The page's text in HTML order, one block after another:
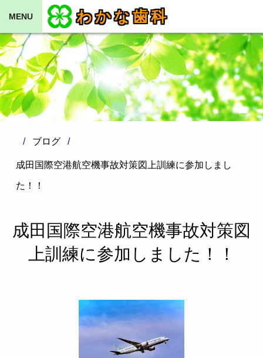
MENU わかな歯科
ブログ
成田国際空港航空機事故対策図上訓練に参加しまし
た！！
成田国際空港航空機事故対策図
上訓練に参加しました！！